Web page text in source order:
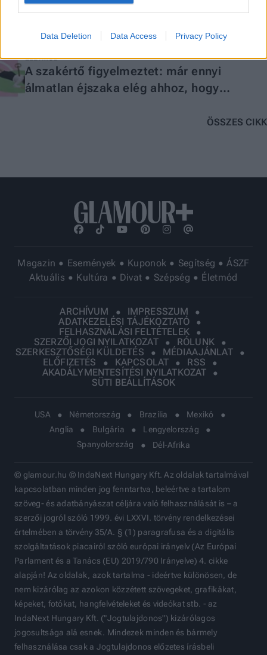
Data Deletion Data Access Privacy Policy
tejet, így reagált a testem
ÉLETMÓD
A szakértő figyelmeztet: már ennyi
álmatlan éjszaka elég ahhoz, hogy
ÖSSZES CIKK
Magazin Események Kuponok Segítség
ÁSZF
Aktuális
Kultúra Divat Szépség Életmód
ARCHÍVUM
IMPRESSZUM
ADATKEZELÉSI TÁJÉKOZTATÓ
FELHASZNÁLÁSI FELTÉTELEK
SZERZŐI JOGI NYILATKOZAT
RÓLUNK
SZERKESZTŐSÉGI KÜLDETÉS
MÉDIAAJÁNLAT
ELŐFIZETÉS
KAPCSOLAT
RSS
AKADÁLYMENTESÍTÉSI NYILATKOZAT
SÜTI BEÁLLÍTÁSOK
USA Németország Brazília
Mexikó
Anglia
Bulgária
Lengyelország
Spanyolország
Dél-Afrika
© glamour.hu © IndaNext Hungary Kft. Az oldalak tartalmával
kapcsolatban minden jog fenntartva, beleértve a tartalom
szöveg- és adatbányászat céljára való felhasználását is – a
szerzői jogról szóló 1999. évi LXXVI. törvény rendelkezései
értelmében a törvény 35/A. § (1) paragrafusa és a digitális
szolgáltatások piacairól szóló európai irányelv (Az Európai
Parlament és a Tanács (EU) 2019/790 Irányelve) 4. cikke
alapján! Az oldalak, azok tartalma - ideértve különösen, de
nem kizárólag az azokon közzétett szövegeket, grafikákat,
képeket, fotókat, hangfelvételeket és videókat stb. - az
IndaNext Hungary Kft. ("Jogtulajdonos") kizárólagos
jogosultsága alá esnek. Mindezek minden és bármely
felhasználása csak a Jogtulajdonos előzetes írásbeli